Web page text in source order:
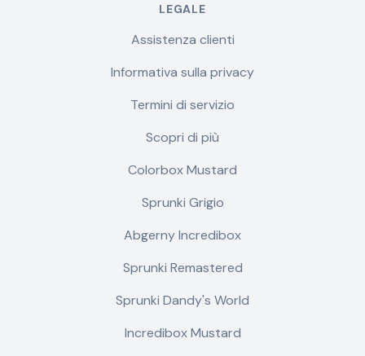
LEGALE
Assistenza clienti
Informativa sulla privacy
Termini di servizio
Scopri di più
Colorbox Mustard
Sprunki Grigio
Abgerny Incredibox
Sprunki Remastered
Sprunki Dandy's World
Incredibox Mustard